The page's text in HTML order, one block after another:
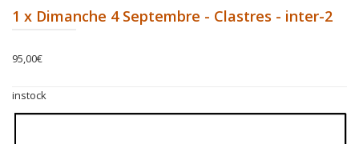
1 x Dimanche 4 Septembre - Clastres - inter-2
95,00€
instock